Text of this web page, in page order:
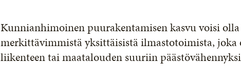
Kunnianhimoinen puurakentamisen kasvu voisi
merkittävimmistä yksittäisistä ilmastotoimista,
liikenteen tai maatalouden suuriin